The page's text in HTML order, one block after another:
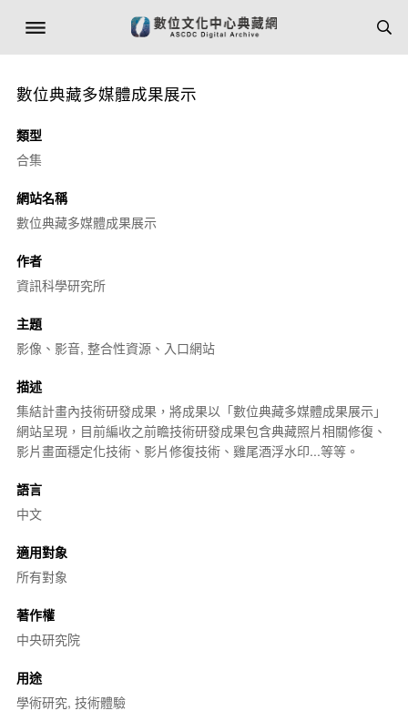
數位典藏多媒體成果展示
類型
合集
網站名稱
數位典藏多媒體成果展示
作者
資訊科學研究所
主題
影像、影音, 整合性資源、入口網站
描述
集結計畫內技術研發成果，將成果以「數位典藏多媒體成果展示」
網站呈現，目前編收之前瞻技術研發成果包含典藏照片相關修復、
影片畫面穩定化技術、影片修復技術、雞尾酒浮水印...等等。
語言
中文
適用對象
所有對象
著作權
中央研究院
用途
學術研究, 技術體驗